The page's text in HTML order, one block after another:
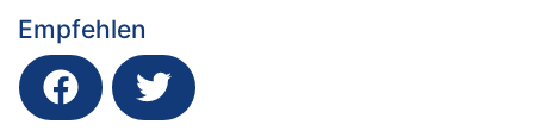
Empfehlen